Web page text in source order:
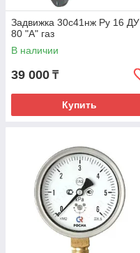
Задвижка 30с41нж Ру 16 ДУ
80 "А" газ
В наличии
39 000 ₸
Купить